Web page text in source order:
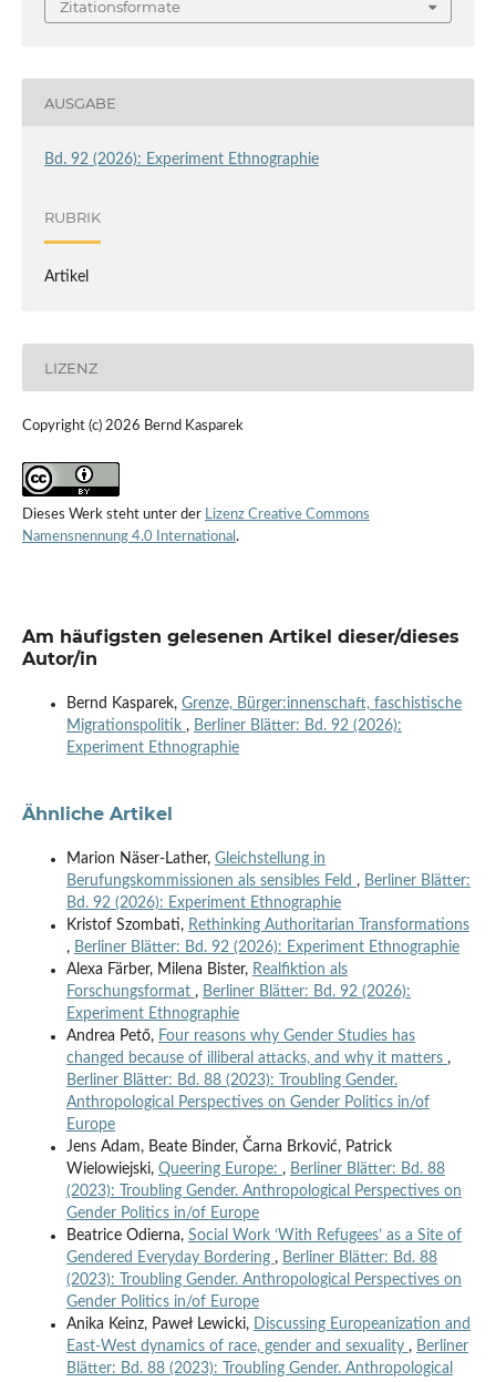
Zitationsformate
AUSGABE
Bd. 92 (2026): Experiment Ethnographie
RUBRIK
Artikel
LIZENZ
Copyright (c) 2026 Bernd Kasparek
Dieses Werk steht unter der Lizenz Creative Commons
Namensnennung 4.0 International .
Am häufigsten gelesenen Artikel dieser/dieses
Autor/in
Bernd Kasparek, Grenze, Bürger:innenschaft, faschistische
Migrationspolitik , Berliner Blätter: Bd. 92 (2026):
Experiment Ethnographie
Ähnliche Artikel
Marion Näser-Lather, Gleichstellung in
Berufungskommissionen als sensibles Feld , Berliner Blätter:
Bd. 92 (2026): Experiment Ethnographie
Kristof Szombati, Rethinking Authoritarian Transformations
, Berliner Blätter: Bd. 92 (2026): Experiment Ethnographie
Alexa Färber, Milena Bister, Realfiktion als
Forschungsformat , Berliner Blätter: Bd. 92 (2026):
Experiment Ethnographie
Andrea Pető, Four reasons why Gender Studies has
changed because of illiberal attacks, and why it matters ,
Berliner Blätter: Bd. 88 (2023): Troubling Gender.
Anthropological Perspectives on Gender Politics in/of
Europe
Jens Adam, Beate Binder, Čarna Brković, Patrick
Wielowiejski, Queering Europe: , Berliner Blätter: Bd. 88
(2023): Troubling Gender. Anthropological Perspectives on
Gender Politics in/of Europe
Beatrice Odierna, Social Work ‘With Refugees’ as a Site of
Gendered Everyday Bordering , Berliner Blätter: Bd. 88
(2023): Troubling Gender. Anthropological Perspectives on
Gender Politics in/of Europe
Anika Keinz, Paweł Lewicki, Discussing Europeanization and
East-West dynamics of race, gender and sexuality , Berliner
Blätter: Bd. 88 (2023): Troubling Gender. Anthropological